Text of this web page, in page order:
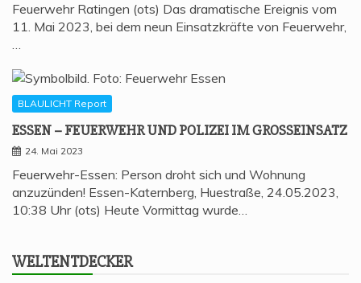
Feuerwehr Ratingen (ots) Das dramatische Ereignis vom
11. Mai 2023, bei dem neun Einsatzkräfte von Feuerwehr,
…
BLAULICHT Report
ESSEN – FEU­ER­WEHR UND POLI­ZEI IM GROSSEINSATZ
24. Mai 2023
Feuerwehr-Essen: Person droht sich und Wohnung
anzuzünden! Essen-Katernberg, Huestraße, 24.05.2023,
10:38 Uhr (ots) Heute Vormittag wurde…
WELT­ENT­DE­CKER